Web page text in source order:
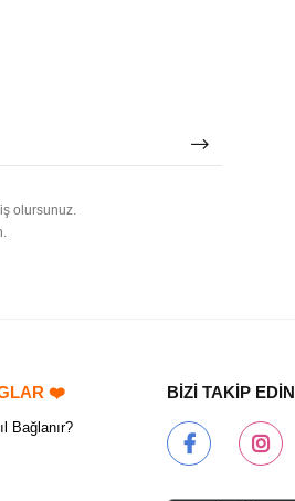
olursunuz.
❤️
Bağlanır?
BİZİ TAKİP EDİN